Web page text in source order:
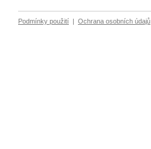
Podmínky použití | Ochrana osobních údajů